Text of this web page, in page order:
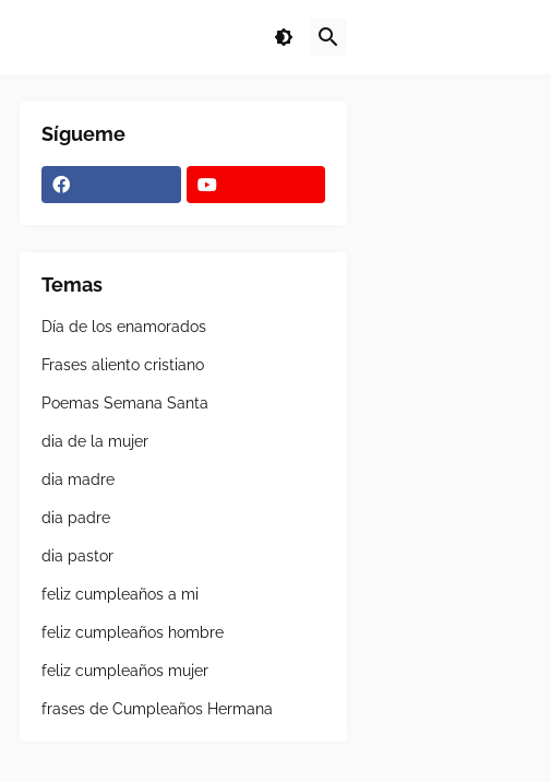
Sígueme
Temas
Día de los enamorados
Frases aliento cristiano
Poemas Semana Santa
dia de la mujer
dia madre
dia padre
dia pastor
feliz cumpleaños a mi
feliz cumpleaños hombre
feliz cumpleaños mujer
frases de Cumpleaños Hermana